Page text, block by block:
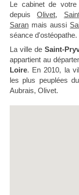
Le cabinet de votre
depuisOlivet,
Saran mais aussi
séance d'ostéopathe.
La ville de Saint-
appartient au
Loire. En 2010, la
les plus peuplées
Aubrais, Olivet.